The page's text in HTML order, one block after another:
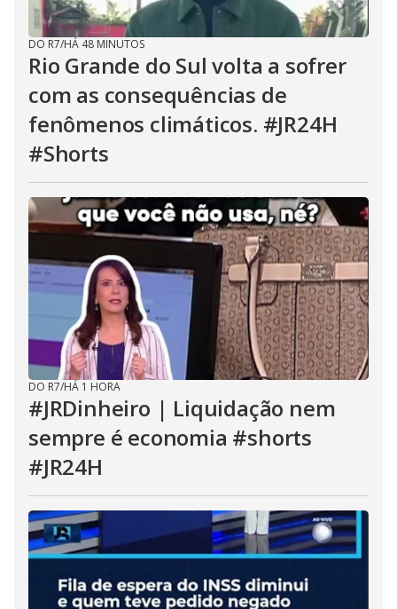
DO R7/HÁ 48 MINUTOS
Rio Grande do Sul volta a sofrer
com as consequências de
fenômenos climáticos. #JR24H
#Shorts
DO R7/HÁ 1 HORA
#JRDinheiro | Liquidação nem
sempre é economia #shorts
#JR24H